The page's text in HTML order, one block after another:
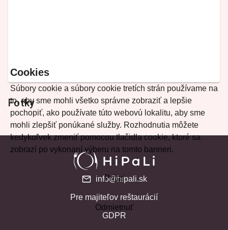
Fotky
Cookies
Súbory cookie a súbory cookie tretích strán používame na
to, aby sme mohli všetko správne zobraziť a lepšie
pochopiť, ako používate túto webovú lokalitu, aby sme
mohli zlepšiť ponúkané služby. Rozhodnutia môžete
kedykoľvek zmeniť pomocou tlačidla cookie, ktoré sa
zobrazí po vykonaní výberu na tomto banneri.
Prijať
Odmietnuť
info@hipali.sk
Pre majiteľov reštaurácií
GDPR